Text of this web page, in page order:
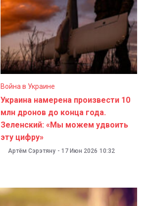
Война в Украине
Украина намерена произвести 10
млн дронов до конца года.
Зеленский: «Мы можем удвоить
эту цифру»
Артём Сэрэтяну - 17 Июн 2026 10:32